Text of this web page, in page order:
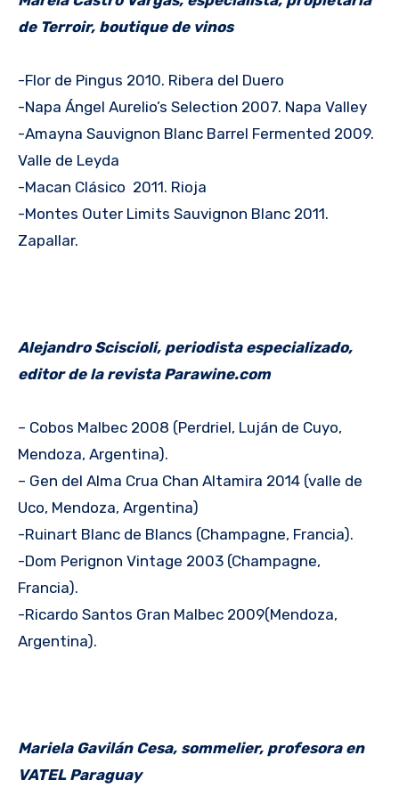
de Terroir, boutique de vinos
-Flor de Pingus 2010. Ribera del Duero
-Napa Ángel Aurelio’s Selection 2007. Napa Valley
-Amayna Sauvignon Blanc Barrel Fermented 2009.
Valle de Leyda
-Macan Clásico 2011. Rioja
-Montes Outer Limits Sauvignon Blanc 2011.
Zapallar.
Alejandro Sciscioli, periodista especializado,
editor de la revista Parawine.com
– Cobos Malbec 2008 (Perdriel, Luján de Cuyo,
Mendoza, Argentina).
– Gen del Alma Crua Chan Altamira 2014 (valle de
Uco, Mendoza, Argentina)
-Ruinart Blanc de Blancs (Champagne, Francia).
-Dom Perignon Vintage 2003 (Champagne,
Francia).
-Ricardo Santos Gran Malbec 2009(Mendoza,
Argentina).
Mariela Gavilán Cesa, sommelier, profesora en
VATEL Paraguay